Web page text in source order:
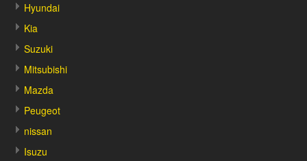
Hyundai
Kia
Suzuki
Mitsubishi
Mazda
Peugeot
nissan
Isuzu